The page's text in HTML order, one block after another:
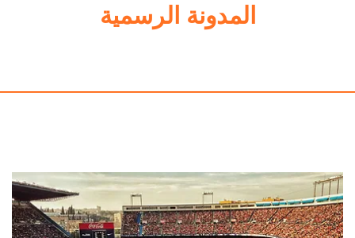
المدونة الرسمية